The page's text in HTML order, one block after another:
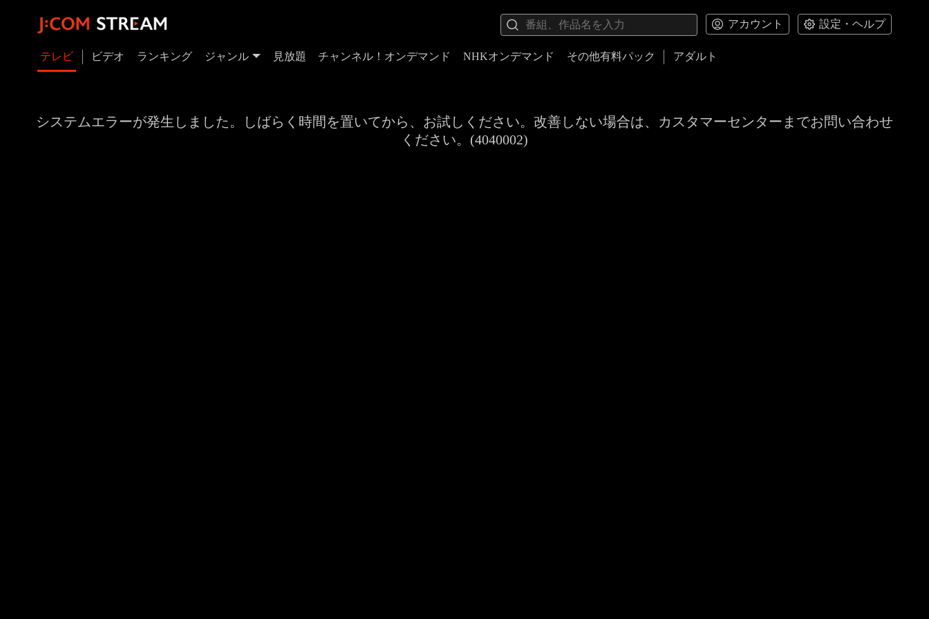
アカウント 設定・ヘルプ
テレビ ビデオ ランキング ジャンル 見放題 チャンネル！オンデマンド NHKオンデマンド その他有料パック アダルト
システムエラーが発生しました。しばらく時間を置いてから、お試しください。改善しない場合は、カスタマーセンターまでお問い合わせ
ください。(4040002)